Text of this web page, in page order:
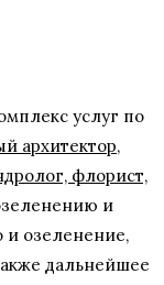
услуг по
архитектор,
флорист,
и
и озеленение,
дальнейшее